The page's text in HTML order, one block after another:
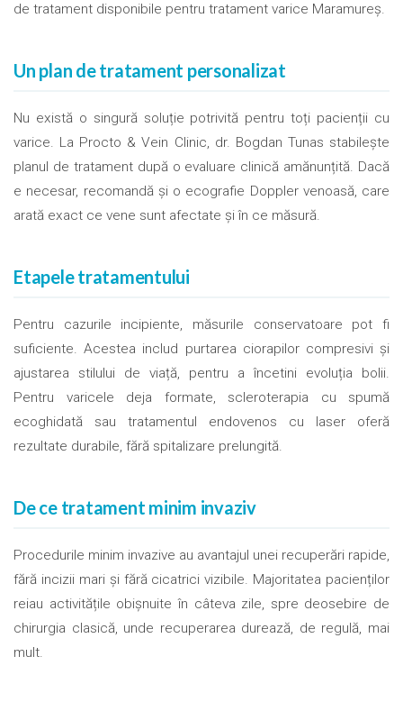
de tratament disponibile pentru tratament varice Maramureș.
Un plan de tratament personalizat
Nu există o singură soluție potrivită pentru toți pacienții cu
varice. La Procto & Vein Clinic, dr. Bogdan Tunas stabilește
planul de tratament după o evaluare clinică amănunțită. Dacă
e necesar, recomandă și o ecografie Doppler venoasă, care
arată exact ce vene sunt afectate și în ce măsură.
Etapele tratamentului
Pentru cazurile incipiente, măsurile conservatoare pot fi
suficiente. Acestea includ purtarea ciorapilor compresivi și
ajustarea stilului de viață, pentru a încetini evoluția bolii.
Pentru varicele deja formate, scleroterapia cu spumă
ecoghidată sau tratamentul endovenos cu laser oferă
rezultate durabile, fără spitalizare prelungită.
De ce tratament minim invaziv
Procedurile minim invazive au avantajul unei recuperări rapide,
fără incizii mari și fără cicatrici vizibile. Majoritatea pacienților
reiau activitățile obișnuite în câteva zile, spre deosebire de
chirurgia clasică, unde recuperarea durează, de regulă, mai
mult.